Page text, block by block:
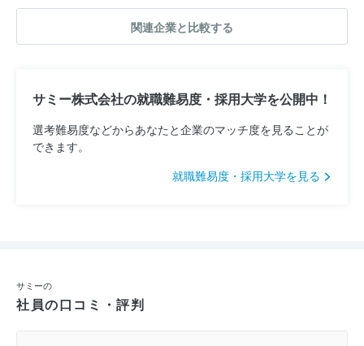
関連企業と比較する
サミー株式会社の就職難易度・採用大学を公開中！
選考難易度などからあなたと企業のマッチ度を見ることが
できます。
就職難易度・採用大学を見る
サミーの
社員の口コミ・評判